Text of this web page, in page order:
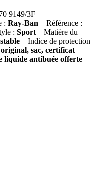
9149/3F
: Ray-Ban – Référence :
: Sport – Matière du
– Indice de protection
sac, certificat
liquide antibuée offerte